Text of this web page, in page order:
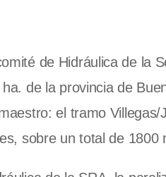
de Hidráulica de la
de la provincia de
el tramo
sobre un total de